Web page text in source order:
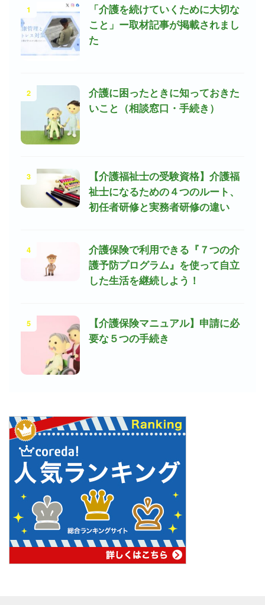
1
「介護を続けていくために大切な
こと」ー取材記事が掲載されまし
た
2
介護に困ったときに知っておきた
いこと（相談窓口・手続き）
3
【介護福祉士の受験資格】介護福
祉士になるための４つのルート、
初任者研修と実務者研修の違い
4
介護保険で利用できる『７つの介
護予防プログラム』を使って自立
した生活を継続しよう！
5
【介護保険マニュアル】申請に必
要な５つの手続き